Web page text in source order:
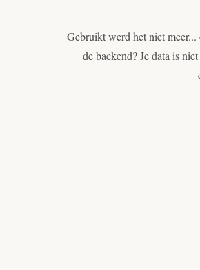
Gebruikt werd het niet
de backend? Je data is